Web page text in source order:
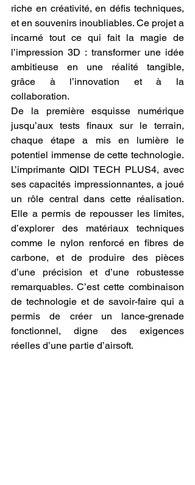
riche en créativité, en défis techniques,
et en souvenirs inoubliables. Ce projet a
incarné tout ce qui fait la magie de
l’impression 3D : transformer une idée
ambitieuse en une réalité tangible,
grâce à l’innovation et à la
collaboration.
De la première esquisse numérique
jusqu’aux tests finaux sur le terrain,
chaque étape a mis en lumière le
potentiel immense de cette technologie.
L’imprimante QIDI TECH PLUS4, avec
ses capacités impressionnantes, a joué
un rôle central dans cette réalisation.
Elle a permis de repousser les limites,
d’explorer des matériaux techniques
comme le nylon renforcé en fibres de
carbone, et de produire des pièces
d’une précision et d’une robustesse
remarquables. C’est cette combinaison
de technologie et de savoir-faire qui a
permis de créer un lance-grenade
fonctionnel, digne des exigences
réelles d’une partie d’airsoft.